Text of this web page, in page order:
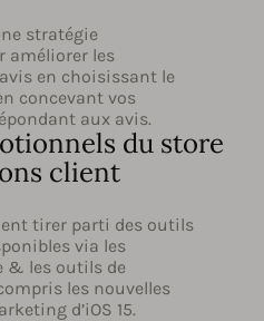
stratégie
améliorer les
en choisissant le
concevant vos
aux avis.
du store
client
tirer parti des outils
via les
& les outils de
les nouvelles
d’iOS 15.